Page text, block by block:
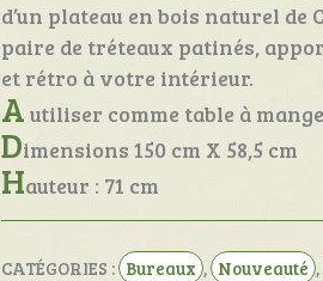
d’un plateau en bois naturel de
paire de tréteaux patinés,
et rétro à votre intérieur.
A utiliser comme table à
Dimensions 150 cm X 58,5 cm
Hauteur : 71 cm
CATÉGORIES : Bureaux , Nouveauté ,